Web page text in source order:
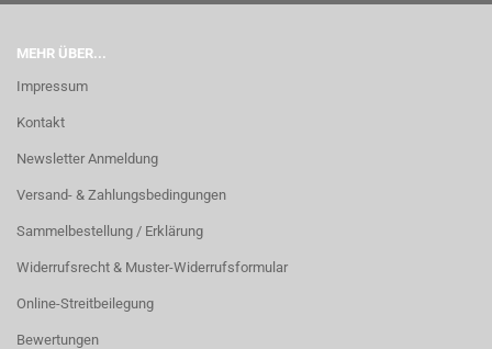
MEHR ÜBER...
Impressum
Kontakt
Newsletter Anmeldung
Versand- & Zahlungsbedingungen
Sammelbestellung / Erklärung
Widerrufsrecht & Muster-Widerrufsformular
Online-Streitbeilegung
Bewertungen